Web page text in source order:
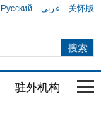
Русский عربي 关怀版
驻外机构 国